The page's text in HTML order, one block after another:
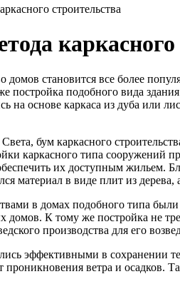
строительства
домов становится все более
постройка подобного вида
на основе каркаса из дуба или
бум каркасного
каркасного типа сооружений
их доступным жильем.
материал в виде плит из
в домах подобного типа были
домов. К тому же постройка не
производства для его
эффективными в сохранении
ветра и осадков.